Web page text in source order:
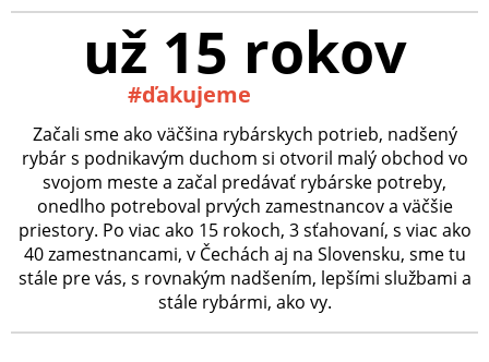
už 15 rokov
#ďakujeme
Začali sme ako väčšina rybárskych potrieb, nadšený
rybár s podnikavým duchom si otvoril malý obchod vo
svojom meste a začal predávať rybárske potreby,
onedlho potreboval prvých zamestnancov a väčšie
priestory. Po viac ako 15 rokoch, 3 sťahovaní, s viac ako
40 zamestnancami, v Čechách aj na Slovensku, sme tu
stále pre vás, s rovnakým nadšením, lepšími službami a
stále rybármi, ako vy.